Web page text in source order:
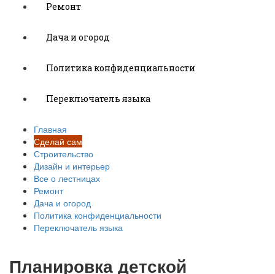
Ремонт
Дача и огород
Политика конфиденциальности
Переключатель языка
Главная
Сделай сам
Строительство
Дизайн и интерьер
Все о лестницах
Ремонт
Дача и огород
Политика конфиденциальности
Переключатель языка
Планировка детской